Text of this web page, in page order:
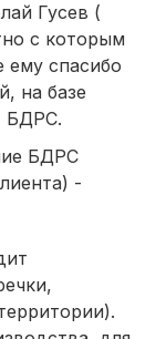
Гусев (
с которым
ему спасибо
на базе
БДРС.
БДРС
-